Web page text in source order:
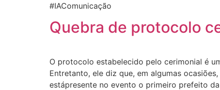
#IAComunicação
Quebra de protocolo
O protocolo estabelecido pelo cerimonial é
Entretanto, ele diz que, em algumas
estápresente no evento o primeiro prefeito